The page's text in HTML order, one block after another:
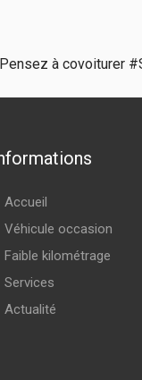
Pensez à covoiturer
Accueil
Véhicule occasion
Faible kilométrage
Services
Actualité